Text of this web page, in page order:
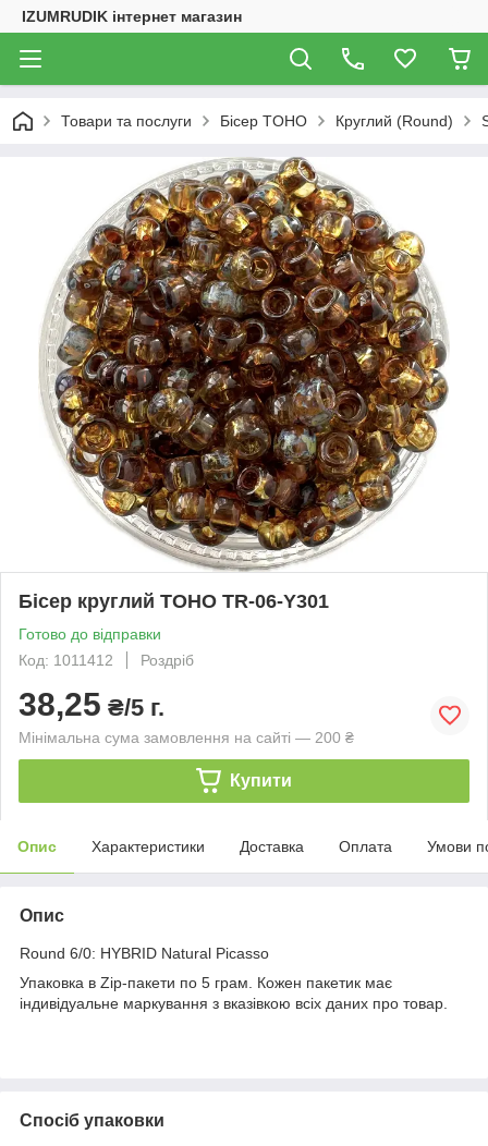
IZUMRUDIK інтернет магазин
Товари та послуги Бісер TOHO Круглий (Round)
Бісер круглий TOHO TR-06-Y301
Готово до відправки
Код: 1011412
Роздріб
38,25 ₴/5 г.
Мінімальна сума замовлення на сайті — 200 ₴
Купити
Опис Характеристики Доставка Оплата Умови
Опис
Round 6/0: HYBRID Natural Picasso
Упаковка в Zip-пакети по 5 грам. Кожен пакетик має
індивідуальне маркування з вказівкою всіх даних про товар.
Спосіб упаковки